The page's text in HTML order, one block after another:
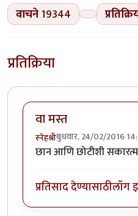
वाचने19344
प्रतिक्रिया
वा मस्त
स्नेहश्रीबुधवार, 24/02/2016
छान आणि छोटीशी
प्रतिसाद देण्यासाठीलॉग